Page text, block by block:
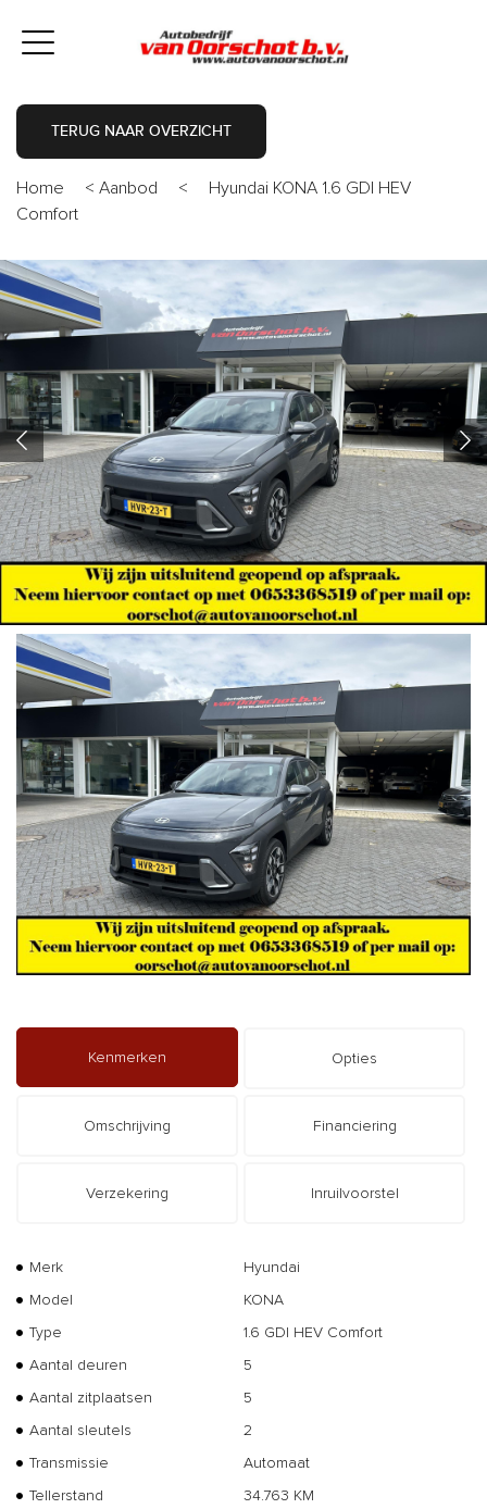
TERUG NAAR OVERZICHT
Home < Aanbod <
Hyundai KONA 1.6 GDI HEV
Comfort
Kenmerken Opties
Omschrijving Financiering
Verzekering Inruilvoorstel
Merk
Hyundai
Model
KONA
Type
1.6 GDI HEV Comfort
Aantal deuren
5
Aantal zitplaatsen
5
Aantal sleutels
2
Transmissie
Automaat
Tellerstand
34.763 KM